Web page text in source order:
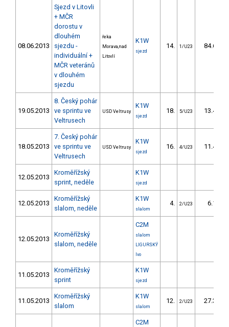
08.06.2013
Sjezd v Litovli
+ MČR
dorostu v
dlouhém
sjezdu -
individuální +
MČR veteránů
v dlouhém
sjezdu
řeka
Morava,nad
Litovlí
K1W
sjezd
14. 1/U23 84.60
19.05.2013
8. Český pohár
ve sprintu ve
Veltrusech
USD Veltrusy
K1W
sjezd
18. 5/U23 13.44
18.05.2013
7. Český pohár
ve sprintu ve
Veltrusech
USD Veltrusy
K1W
sjezd
16. 4/U23 11.44
12.05.2013
Kroměřížský
sprint, neděle
K1W
sjezd
12.05.2013
Kroměřížský
slalom, neděle
K1W
slalom
4. 2/U23 6.10
12.05.2013
Kroměřížský
slalom, neděle
C2M
slalom
LIGURSKÝ
Ivo
11.05.2013
Kroměřížský
sprint
K1W
sjezd
11.05.2013
Kroměřížský
slalom
K1W
slalom
12. 2/U23 27.30
C2M